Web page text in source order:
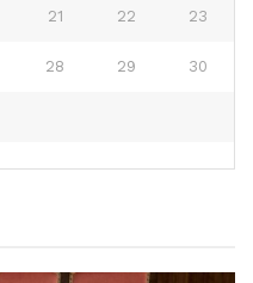
21 22 23
28 29 30